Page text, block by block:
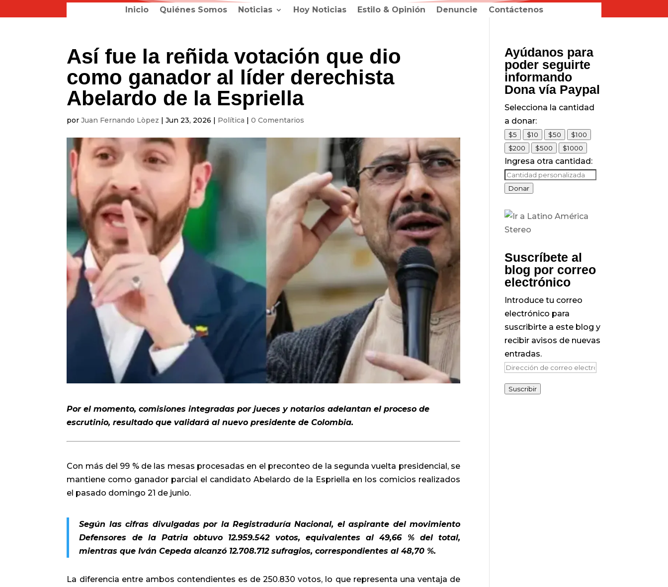
Inicio Quiénes Somos Noticias Hoy Noticias Estilo & Opinión Denuncie Contáctenos
Así fue la reñida votación que dio
como ganador al líder derechista
Abelardo de la Espriella
porJuan Fernando Lòpez |Jun 23, 2026 | Política |0 Comentarios
Por el momento, comisiones integradas por jueces y notarios adelantan el proceso de
escrutinio, resultado que validará al nuevo presidente de Colombia.
Con más del 99 % de las mesas procesadas en el preconteo de la segunda vuelta presidencial, se
mantiene como ganador parcial el candidato Abelardo de la Espriella en los comicios realizados
el pasado domingo 21 de junio.
Según las cifras divulgadas por la Registraduría Nacional, el aspirante del movimiento
Defensores de la Patria obtuvo 12.959.542 votos, equivalentes al 49,66 % del total,
mientras que Iván Cepeda alcanzó 12.708.712 sufragios, correspondientes al 48,70 %.
La diferencia entre ambos contendientes es de 250.830 votos, lo que representa una ventaja de
Ayúdanos para
poder seguirte
informando
Dona vía Paypal
Selecciona la cantidad
a donar:
$5 $10 $50
$100
$200
$500 $1000
Ingresa otra cantidad:
Donar
Suscríbete al
blog por correo
electrónico
Introduce tu correo
electrónico para
suscribirte a este blog y
recibir avisos de nuevas
entradas.
Dirección
correo
Suscribir